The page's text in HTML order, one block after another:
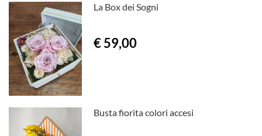
La Box dei Sogni
€ 59,00
Busta fiorita colori accesi